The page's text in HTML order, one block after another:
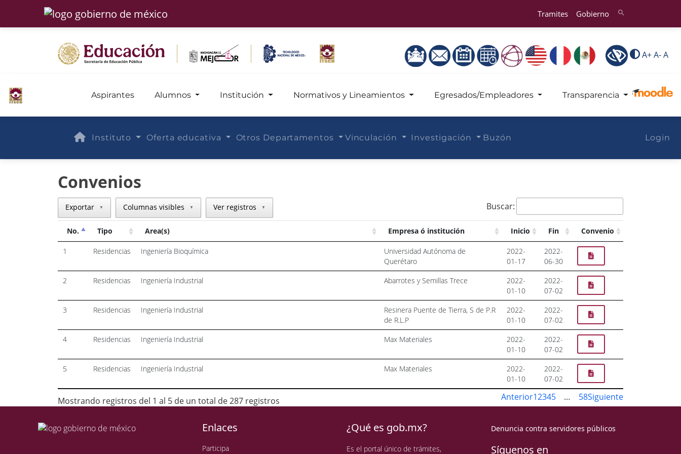
Tramites Gobierno search
A+A-A
Aspirantes Alumnos Institución Normativos y Lineamientos Egresados/Empleadores Transparencia
Instituto Oferta educativa Otros Departamentos Vinculación Investigación Buzón Login
Convenios
Exportar ▼ Columnas visibles ▼ Ver registros ▼ Buscar:
No. Tipo Area(s) Empresa ó institución Inicio Fin Convenio
1 Residencias Ingeniería Bioquímica
Universidad Autónoma de
Querétaro
2022-
01-17
2022-
06-30
2
Residencias Ingeniería Industrial Abarrotes y Semillas Trece
2022-
01-10
2022-
07-02
3
Residencias Ingeniería Industrial
Resinera Puente de Tierra, S de P.R
de R.L.P
2022-
01-10
2022-
07-02
4
Residencias Ingeniería Industrial Max Materiales
2022-
01-10
2022-
07-02
5
Residencias Ingeniería Industrial Max Materiales
2022-
01-10
2022-
07-02
Mostrando registros del 1 al 5 de un total de 287 registros Anterior12345 … 58Siguiente
Enlaces
Participa
¿Qué es gob.mx?
Es el portal único de trámites,
Denuncia contra servidores públicos
Síguenos en